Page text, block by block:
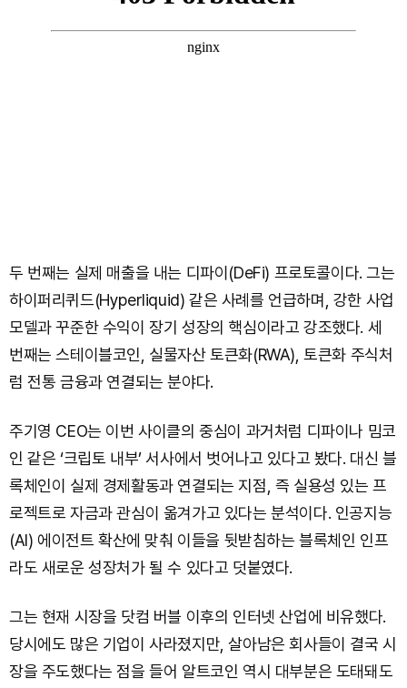
두 번째는 실제 매출을 내는 디파이(DeFi) 프로토콜이다. 그는
하이퍼리퀴드(Hyperliquid) 같은 사례를 언급하며, 강한 사업
모델과 꾸준한 수익이 장기 성장의 핵심이라고 강조했다. 세
번째는 스테이블코인, 실물자산 토큰화(RWA), 토큰화 주식처
럼 전통 금융과 연결되는 분야다.
주기영 CEO는 이번 사이클의 중심이 과거처럼 디파이나 밈코
인 같은 ‘크립토 내부’ 서사에서 벗어나고 있다고 봤다. 대신 블
록체인이 실제 경제활동과 연결되는 지점, 즉 실용성 있는 프
로젝트로 자금과 관심이 옮겨가고 있다는 분석이다. 인공지능
(AI) 에이전트 확산에 맞춰 이들을 뒷받침하는 블록체인 인프
라도 새로운 성장처가 될 수 있다고 덧붙였다.
그는 현재 시장을 닷컴 버블 이후의 인터넷 산업에 비유했다.
당시에도 많은 기업이 사라졌지만, 살아남은 회사들이 결국 시
장을 주도했다는 점을 들어 알트코인 역시 대부분은 도태돼도